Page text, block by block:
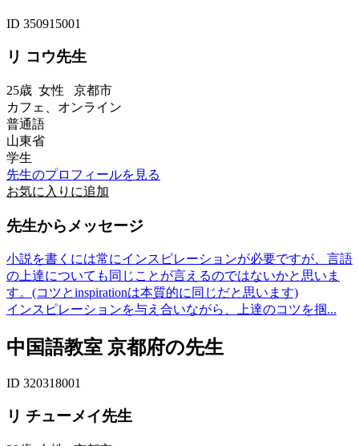
ID 350915001
リ コウ先生
25歳 女性 京都市
カフェ、オンライン
普通語
山東省
学生
先生のプロフィールを見る
お気に入りに追加
先生からメッセージ
小説を書くには常にインスピレーションが必要ですが、言語
の上達についても同じことが言えるのではないかと思いま
す。(コツとinspirationは本質的に同じだと思います)
インスピレーションを与え合いながら、上達のコツを掴...
中国語教室 京都府の先生
ID 320318001
リ チューメイ先生